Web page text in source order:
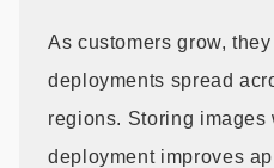
As customers grow,
deployments spread
regions. Storing
deployment improves